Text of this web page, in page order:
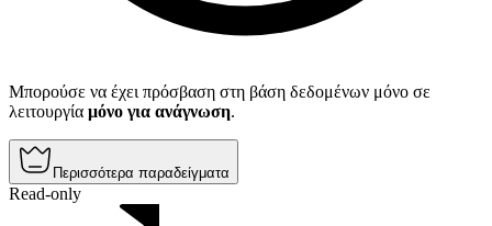
Μπορούσε να έχει πρόσβαση στη βάση δεδομένων μόνο σε
λειτουργία μόνο για ανάγνωση.
Περισσότερα παραδείγματα
Read-only